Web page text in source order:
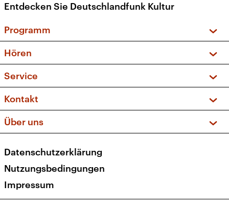
Entdecken Sie Deutschlandfunk Kultur
Programm
Sendungen und Podcasts
Musikliste
Kakadu – Das Kinderprogramm
Hören
Frequenzen (UKW + DAB+)
Service
FAQ
Apps
Newsletter
Veranstaltungen
Kontakt
Social Media
Über uns
Presse
Karriere
Transparenz
Datenschutzerklärung
Nutzungsbedingungen
Impressum